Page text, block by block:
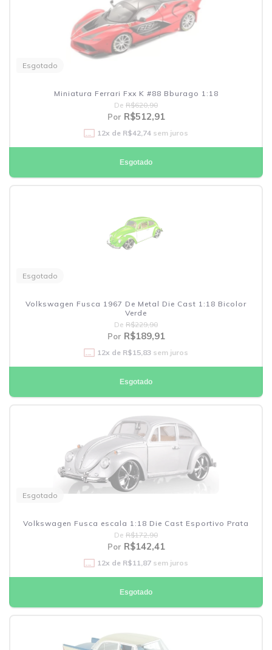
Esgotado
Miniatura Ferrari Fxx K #88 Bburago 1:18
De R$620,90
Por R$512,91
12x de R$42,74 sem juros
Esgotado
Esgotado
Volkswagen Fusca 1967 De Metal Die Cast 1:18 Bicolor
Verde
De R$229,90
Por R$189,91
12x de R$15,83 sem juros
Esgotado
Esgotado
Volkswagen Fusca escala 1:18 Die Cast Esportivo Prata
De R$172,90
Por R$142,41
12x de R$11,87 sem juros
Esgotado